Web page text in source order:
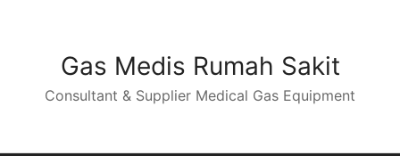
Gas Medis Rumah Sakit
Consultant & Supplier Medical Gas Equipment